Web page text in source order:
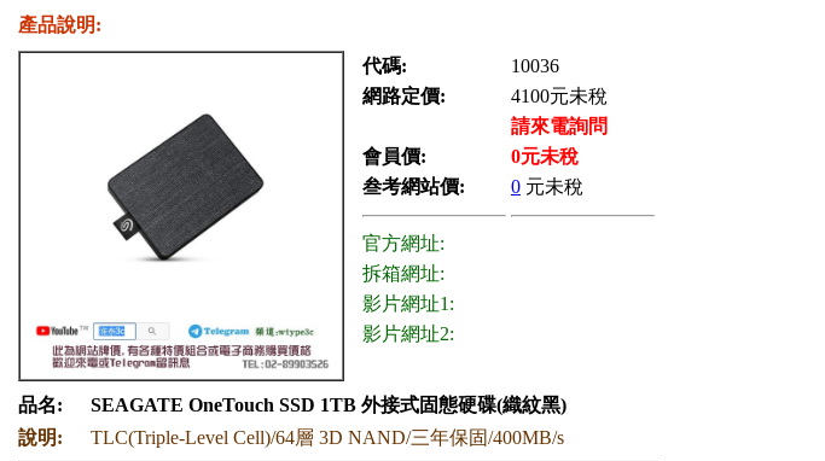
產品說明:
代碼:
10036
網路定價:
4100元未稅
請來電詢問
會員價:
0元未稅
叁考網站價:
0 元未稅
官方網址:
拆箱網址:
影片網址1:
影片網址2:
品名:
SEAGATE OneTouch SSD 1TB 外接式固態硬碟(織紋黑)
說明:
TLC(Triple-Level Cell)/64層 3D NAND/三年保固/400MB/s